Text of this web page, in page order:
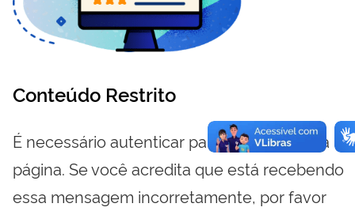
Conteúdo Restrito
É necessário autenticar para visualizar essa
página. Se você acredita que está recebendo
essa mensagem incorretamente, por favor